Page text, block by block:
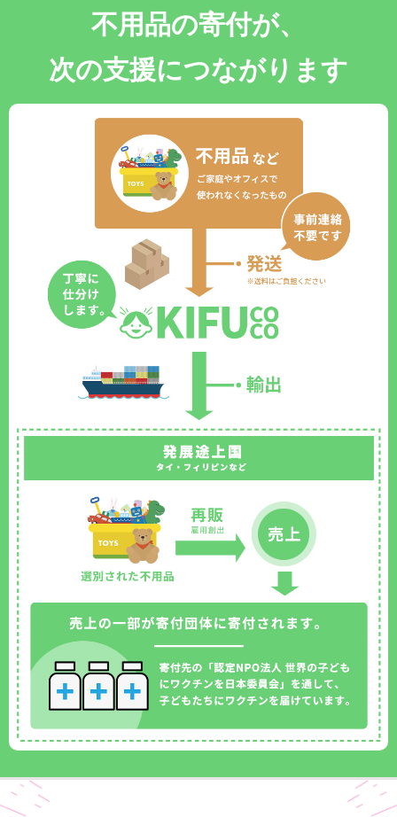
不用品の寄付が、
次の支援につながります